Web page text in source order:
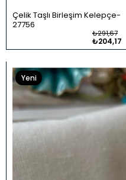
Çelik Taşlı Birleşim Kelepçe
27756
₺204,17
₺291,67
Yeni
Ürün